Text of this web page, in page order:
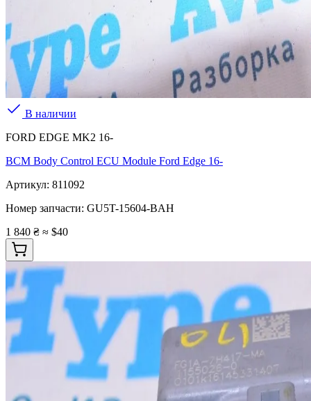
В наличии
FORD EDGE MK2 16-
BCM Body Control ECU Module Ford Edge 16-
Артикул: 811092
Номер запчасти: GU5T-15604-BAH
1 840 ₴ ≈ $40